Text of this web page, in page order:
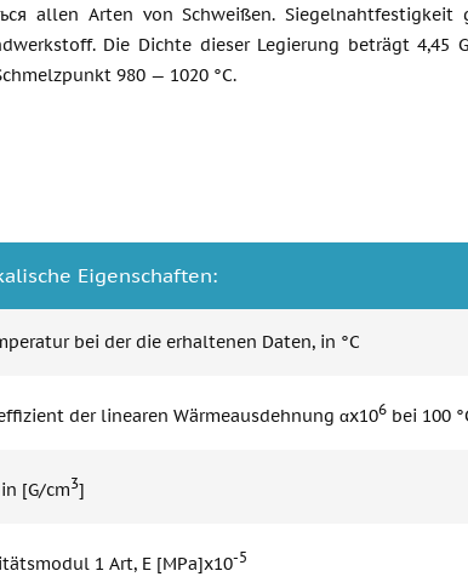
allen Arten von Schweißen. Siegelnahtfestigkeit
Die Dichte dieser Legierung beträgt 4,45
980 — 1020 °C.
Eigenschaften:
bei der die erhaltenen Daten, in °C
der linearen Wärmeausdehnung αx106 bei 100
[G/cm3]
1 Art, E [MPa]x10-5